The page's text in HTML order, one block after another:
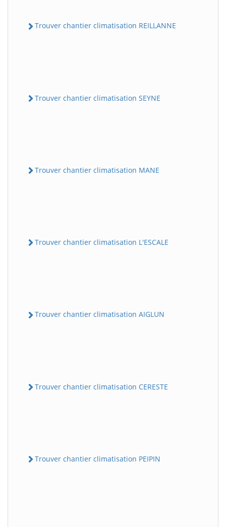
Trouver chantier climatisation REILLANNE
Trouver chantier climatisation SEYNE
Trouver chantier climatisation MANE
Trouver chantier climatisation L'ESCALE
Trouver chantier climatisation AIGLUN
Trouver chantier climatisation CERESTE
Trouver chantier climatisation PEIPIN